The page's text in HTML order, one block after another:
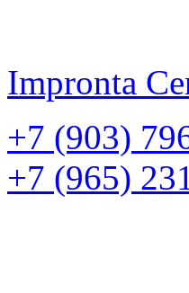
Impronta
+7 (903)
+7 (965)